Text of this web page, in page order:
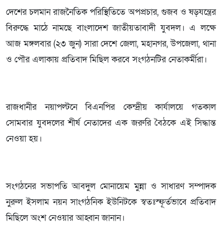
দেশের চলমান রাজনৈতিক পরিস্থিতিতে অপপ্রচার, গুজব ও ষড়যন্ত্রের
বিরুদ্ধে মাঠে নামছে বাংলাদেশ জাতীয়তাবাদী যুবদল। এ লক্ষে
আজ মঙ্গলবার (২৩ জুন) সারা দেশে জেলা, মহানগর, উপজেলা, থানা
ও পৌর এলাকায় প্রতিবাদ মিছিল করবে সংগঠনটির নেতাকর্মীরা।
রাজধানীর নয়াপল্টনে বিএনপির কেন্দ্রীয় কার্যালয়ে গতকাল
সোমবার যুবদলের শীর্ষ নেতাদের এক জরুরি বৈঠকে এই সিদ্ধান্ত
নেওয়া হয়।
সংগঠনের সভাপতি আবদুল মোনায়েম মুন্না ও সাধারণ সম্পাদক
নুরুল ইসলাম নয়ন সাংগঠনিক ইউনিটকে স্বতঃস্ফূর্তভাবে প্রতিবাদ
মিছিলে অংশ নেওয়ার আহ্বান জানান।